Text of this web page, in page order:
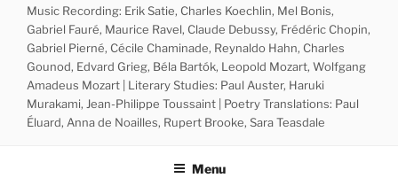
Music Recording: Erik Satie, Charles Koechlin, Mel Bonis,
Gabriel Fauré, Maurice Ravel, Claude Debussy, Frédéric Chopin,
Gabriel Pierné, Cécile Chaminade, Reynaldo Hahn, Charles
Gounod, Edvard Grieg, Béla Bartók, Leopold Mozart, Wolfgang
Amadeus Mozart | Literary Studies: Paul Auster, Haruki
Murakami, Jean-Philippe Toussaint | Poetry Translations: Paul
Éluard, Anna de Noailles, Rupert Brooke, Sara Teasdale
Menu